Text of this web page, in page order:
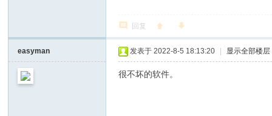
回复
easyman 发表于 2022-8-5 18:13:20 显示全部楼层
很不坏的软件。